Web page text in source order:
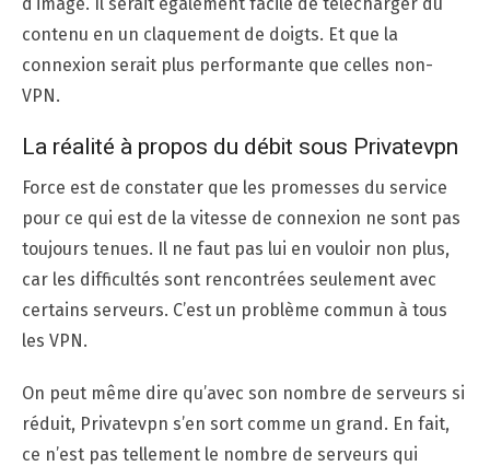
contenu en un claquement de doigts. Et que la
connexion serait plus performante que celles non-
VPN.
La réalité à propos du débit sous Privatevpn
Force est de constater que les promesses du service
pour ce qui est de la vitesse de connexion ne sont pas
toujours tenues. Il ne faut pas lui en vouloir non plus,
car les difficultés sont rencontrées seulement avec
certains serveurs. C’est un problème commun à tous
les VPN.
On peut même dire qu’avec son nombre de serveurs si
réduit, Privatevpn s’en sort comme un grand. En fait,
ce n’est pas tellement le nombre de serveurs qui